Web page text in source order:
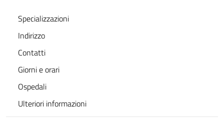
Specializzazioni
Indirizzo
Contatti
Giorni e orari
Ospedali
Ulteriori informazioni